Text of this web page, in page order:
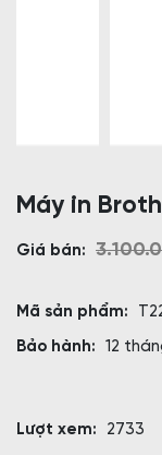
Máy in
Giá bán:
Mã sản phẩm:
Bảo hành:
12
Lượt xem:
2733